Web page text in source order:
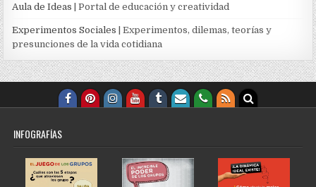
Aula de Ideas | Portal de educación y creatividad
Experimentos Sociales | Experimentos, dilemas, teorías y
presunciones de la vida cotidiana
INFOGRAFÍAS